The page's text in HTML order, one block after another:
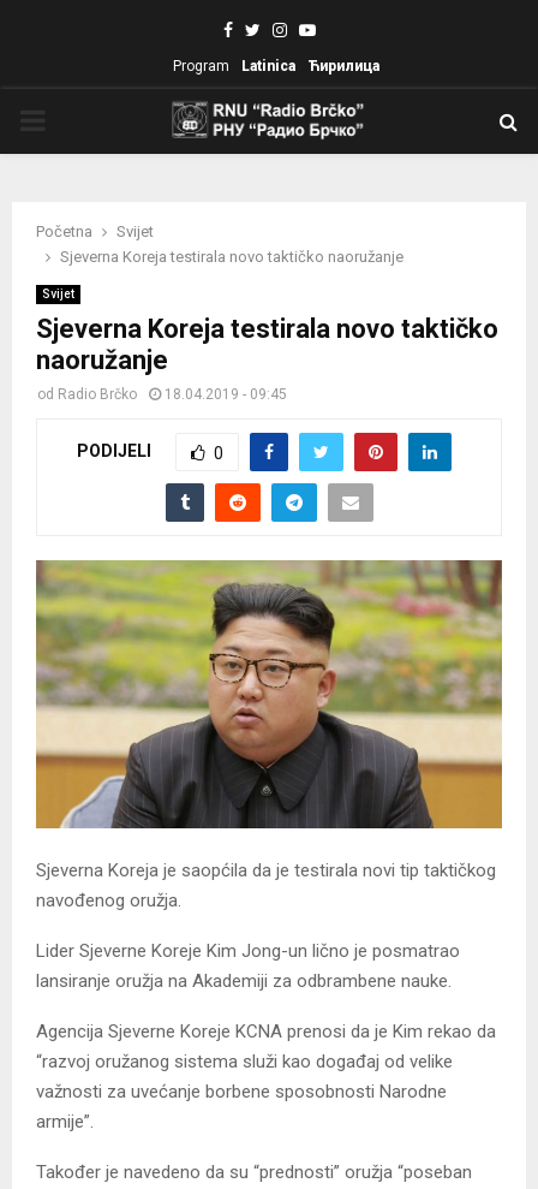
Facebook
TwitterInstagram
Youtube
Program Latinica Ћирилица
Početna
Svijet
Sjeverna Koreja testirala novo taktičko naoružanje
Svijet
Sjeverna Koreja testirala novo taktičko
naoružanje
od Radio Brčko 18.04.2019 - 09:45
PODIJELI 0
Sjeverna Koreja je saopćila da je testirala novi tip taktičkog
navođenog oružja.
Lider Sjeverne Koreje Kim Jong-un lično je posmatrao
lansiranje oružja na Akademiji za odbrambene nauke.
Agencija Sjeverne Koreje KCNA prenosi da je Kim rekao da
“razvoj oružanog sistema služi kao događaj od velike
važnosti za uvećanje borbene sposobnosti Narodne
armije”.
Također je navedeno da su “prednosti” oružja “poseban